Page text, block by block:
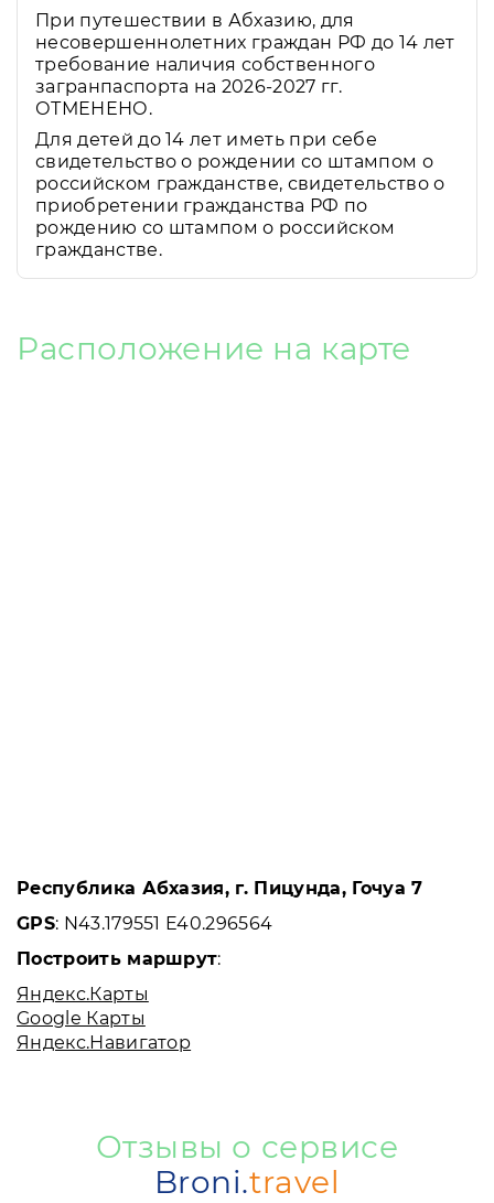
При путешествии в Абхазию, для
несовершеннолетних граждан РФ до 14 лет
требование наличия собственного
загранпаспорта на 2026-2027 гг.
ОТМЕНЕНО.
Для детей до 14 лет иметь при себе
свидетельство о рождении со штампом о
российском гражданстве, свидетельство о
приобретении гражданства РФ по
рождению со штампом о российском
гражданстве.
Расположение на карте
Республика Абхазия, г. Пицунда, Гочуа 7
GPS: N43.179551 E40.296564
Построить маршрут:
Яндекс.Карты
Google Карты
Яндекс.Навигатор
Отзывы о сервисе
Broni.travel